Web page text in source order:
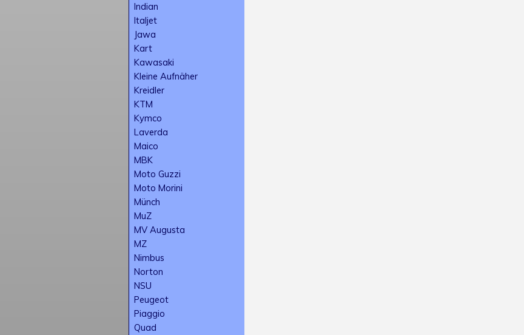
Indian
Italjet
Jawa
Kart
Kawasaki
Kleine Aufnäher
Kreidler
KTM
Kymco
Laverda
Maico
MBK
Moto Guzzi
Moto Morini
Münch
MuZ
MV Augusta
MZ
Nimbus
Norton
NSU
Peugeot
Piaggio
Quad